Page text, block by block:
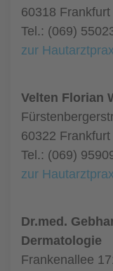
60318 Frankfurt
Tel.: (069)
zur
Velten Florian
60322 Frankfurt
Tel.: (069)
zur
Dr.med.
Dermatologie
Frankenallee